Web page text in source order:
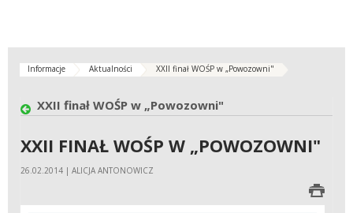
Informacje Aktualności XXII finał WOŚP w „Powozowni"
XXII finał WOŚP w „Powozowni"
XXII FINAŁ WOŚP W „POWOZOWNI"
26.02.2014 | ALICJA ANTONOWICZ